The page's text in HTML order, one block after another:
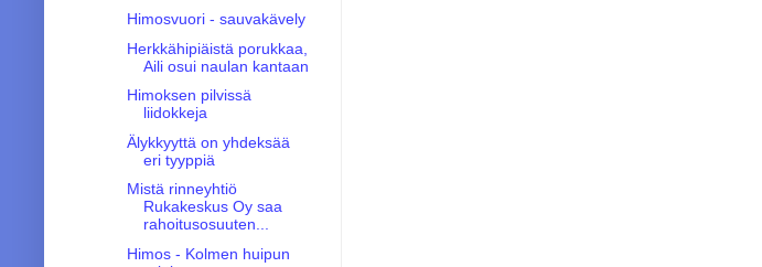
Himosvuori - sauvakävely
Herkkähipiäistä porukkaa,
Aili osui naulan kantaan
Himoksen pilvissä
liidokkeja
Älykkyyttä on yhdeksää
eri tyyppiä
Mistä rinneyhtiö
Rukakeskus Oy saa
rahoitusosuuten...
Himos - Kolmen huipun